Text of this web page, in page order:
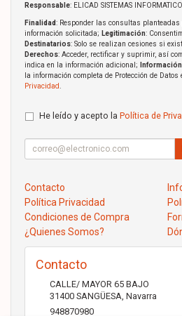
Responsable: ELICAD SISTEMAS
Finalidad: Responder las consultas
información solicitada; Legitimación:
Destinatarios: Solo se realizan cesiones si
Derechos: Acceder, rectificar y suprimir, así
indica en la información adicional;
la información completa de Protección de Datos
Privacidad
He leído y acepto la Política de
Contacto
Política Privacidad
Condiciones de Compra
¿Quienes Somos?
Contacto
CALLE/ MAYOR 65 BAJO
31400 SANGÜESA Navarra
948870980